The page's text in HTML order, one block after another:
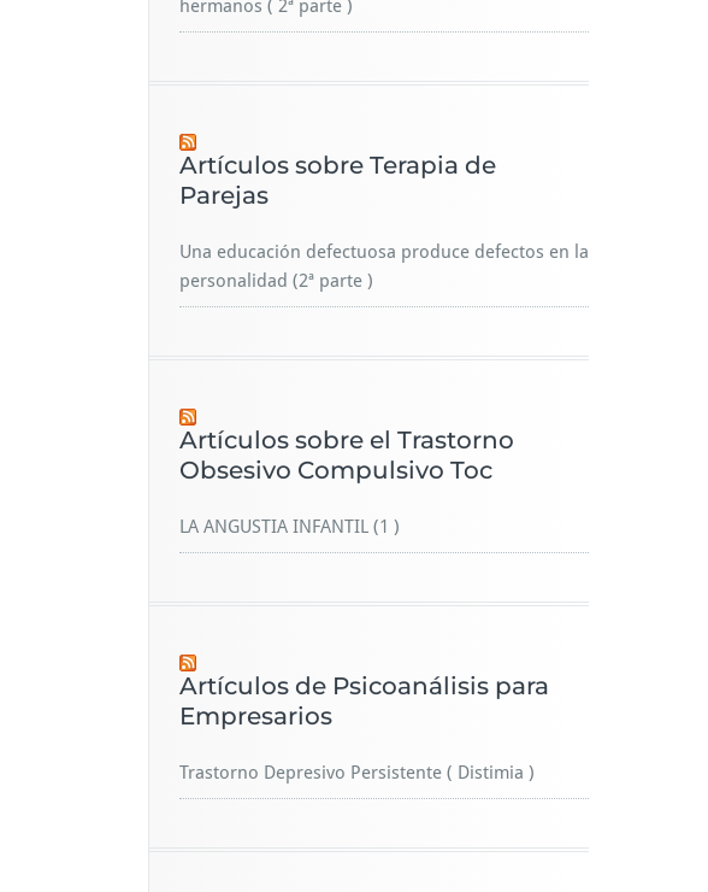
hermanos ( 2ª parte )
Artículos sobre Terapia de
Parejas
Una educación defectuosa produce defectos en la
personalidad (2ª parte )
Artículos sobre el Trastorno
Obsesivo Compulsivo Toc
LA ANGUSTIA INFANTIL (1 )
Artículos de Psicoanálisis para
Empresarios
Trastorno Depresivo Persistente ( Distimia )